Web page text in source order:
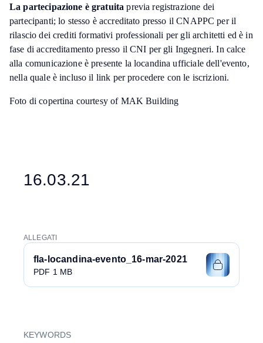
La partecipazione è gratuita previa registrazione dei
partecipanti; lo stesso è accreditato presso il CNAPPC per il
rilascio dei crediti formativi professionali per gli architetti ed è in
fase di accreditamento presso il CNI per gli Ingegneri. In calce
alla comunicazione è presente la locandina ufficiale dell'evento,
nella quale è incluso il link per procedere con le iscrizioni.
Foto di copertina courtesy of MAK Building
16.03.21
ALLEGATI
fla-locandina-evento_16-mar-2021
PDF 1 MB
KEYWORDS